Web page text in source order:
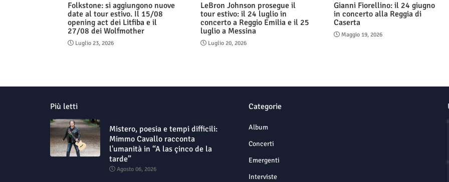
Folkstone: si aggiungono nuove
date al tour estivo. Il 15/08
opening act dei Litfiba e il
27/08 dei Wolfmother
Luglio 23, 2026
LeBron Johnson prosegue il
tour estivo: il 24 luglio in
concerto a Reggio Emilia e il 25
luglio a Messina
Luglio 20, 2026
Gianni Fiorellino: il 24 giugno
in concerto alla Reggia di
Caserta
Maggio 19, 2026
Più letti
Mistero, poesia e tempi difficili:
Mimmo Cavallo racconta
l'umanità in “A las çinco de la
tarde”
Agosto 06, 2026
Categorie
Album
Concerti
Emergenti
Interviste